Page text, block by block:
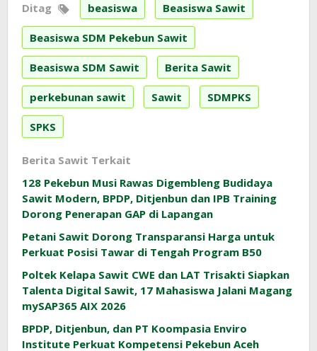
Ditag beasiswa Beasiswa Sawit
Beasiswa SDM Pekebun Sawit
Beasiswa SDM Sawit Berita Sawit
perkebunan sawit Sawit SDMPKS
SPKS
Berita Sawit Terkait
128 Pekebun Musi Rawas Digembleng Budidaya
Sawit Modern, BPDP, Ditjenbun dan IPB Training
Dorong Penerapan GAP di Lapangan
Petani Sawit Dorong Transparansi Harga untuk
Perkuat Posisi Tawar di Tengah Program B50
Poltek Kelapa Sawit CWE dan LAT Trisakti Siapkan
Talenta Digital Sawit, 17 Mahasiswa Jalani Magang
mySAP365 AIX 2026
BPDP, Ditjenbun, dan PT Koompasia Enviro
Institute Perkuat Kompetensi Pekebun Aceh